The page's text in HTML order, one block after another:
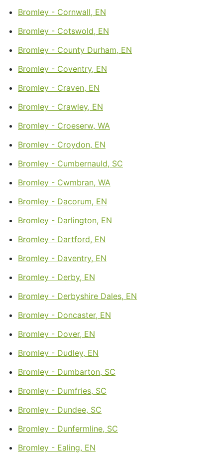
Bromley - Cornwall, EN
Bromley - Cotswold, EN
Bromley - County Durham, EN
Bromley - Coventry, EN
Bromley - Craven, EN
Bromley - Crawley, EN
Bromley - Croeserw, WA
Bromley - Croydon, EN
Bromley - Cumbernauld, SC
Bromley - Cwmbran, WA
Bromley - Dacorum, EN
Bromley - Darlington, EN
Bromley - Dartford, EN
Bromley - Daventry, EN
Bromley - Derby, EN
Bromley - Derbyshire Dales, EN
Bromley - Doncaster, EN
Bromley - Dover, EN
Bromley - Dudley, EN
Bromley - Dumbarton, SC
Bromley - Dumfries, SC
Bromley - Dundee, SC
Bromley - Dunfermline, SC
Bromley - Ealing, EN